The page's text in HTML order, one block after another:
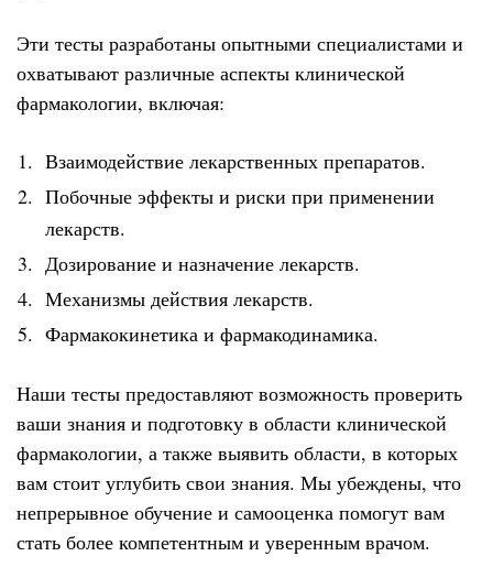
Эти тесты разработаны опытными специалистами и
охватывают различные аспекты клинической
фармакологии, включая:
Взаимодействие лекарственных препаратов.
Побочные эффекты и риски при применении
лекарств.
Дозирование и назначение лекарств.
Механизмы действия лекарств.
Фармакокинетика и фармакодинамика.
Наши тесты предоставляют возможность проверить
ваши знания и подготовку в области клинической
фармакологии, а также выявить области, в которых
вам стоит углубить свои знания. Мы убеждены, что
непрерывное обучение и самооценка помогут вам
стать более компетентным и уверенным врачом.